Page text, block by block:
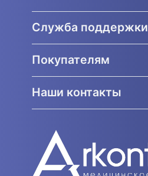
Служба поддержки
Покупателям
Наши контакты